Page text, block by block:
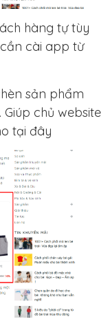
hàng tự tùy
cài app từ
sản phẩm
chủ website
tại đây